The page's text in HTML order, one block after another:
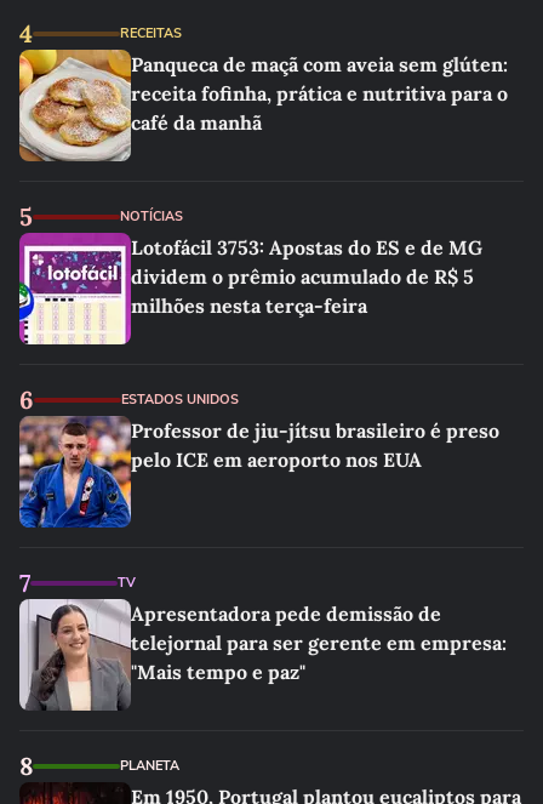
4 RECEITAS
Panqueca de maçã com aveia sem glúten:
receita fofinha, prática e nutritiva para o
café da manhã
5 NOTÍCIAS
Lotofácil 3753: Apostas do ES e de MG
dividem o prêmio acumulado de R$ 5
milhões nesta terça-feira
6 ESTADOS UNIDOS
Professor de jiu-jítsu brasileiro é preso
pelo ICE em aeroporto nos EUA
7 TV
Apresentadora pede demissão de
telejornal para ser gerente em empresa:
"Mais tempo e paz"
8 PLANETA
Em 1950, Portugal plantou eucaliptos para